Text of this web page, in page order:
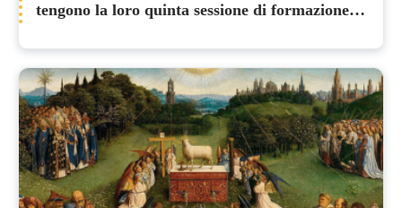
tengono la loro quinta sessione di formazione